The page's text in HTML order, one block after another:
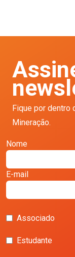
Fique por dentro
Mineração.
Nome
E-mail
Associado
Estudante